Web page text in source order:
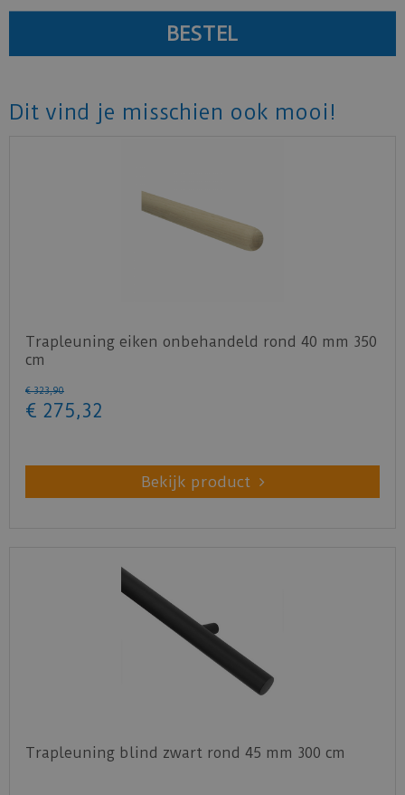
Dit vind je misschien ook mooi!
Trapleuning eiken onbehandeld rond 40 mm 350
cm
€ 323,90
€ 275,32
Bekijk product
Trapleuning blind zwart rond 45 mm 300 cm